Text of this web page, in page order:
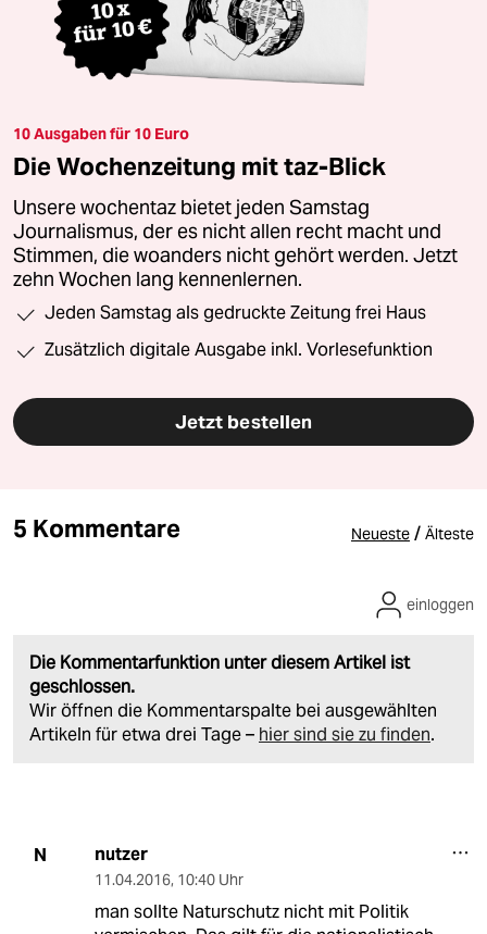
10 Ausgaben für 10 Euro
Die Wochenzeitung mit taz-Blick
Unsere wochentaz bietet jeden Samstag
Journalismus, der es nicht allen recht macht und
Stimmen, die woanders nicht gehört werden. Jetzt
zehn Wochen lang kennenlernen.
Jeden Samstag als gedruckte Zeitung frei Haus
Zusätzlich digitale Ausgabe inkl. Vorlesefunktion
Jetzt bestellen
5 Kommentare Neueste / Älteste
Die Kommentarfunktion unter diesem Artikel ist
geschlossen.
Wir öffnen die Kommentarspalte bei ausgewählten
Artikeln für etwa drei Tage – hier sind sie zu finden.
einloggen
N nutzer
11.04.2016, 10:40 Uhr
man sollte Naturschutz nicht mit Politik